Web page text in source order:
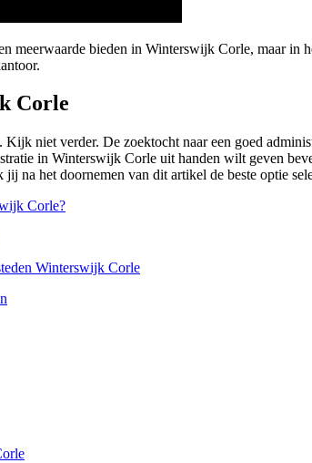
meerwaarde bieden in Winterswijk Corle, maar
Corle
niet verder. De zoektocht naar een goed
in Winterswijk Corle uit handen wilt geven
na het doornemen van dit artikel de beste optie
Corle?
Winterswijk Corle